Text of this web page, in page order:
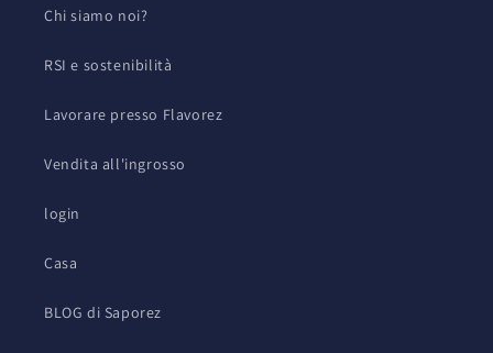
Chi siamo noi?
RSI e sostenibilità
Lavorare presso Flavorez
Vendita all'ingrosso
login
Casa
BLOG di Saporez